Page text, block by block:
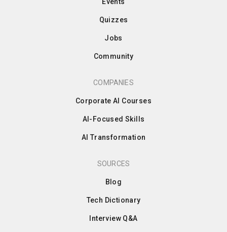
Quizzes
Jobs
Community
COMPANIES
Corporate AI Courses
AI-Focused Skills
AI Transformation
SOURCES
Blog
Tech Dictionary
Interview Q&A